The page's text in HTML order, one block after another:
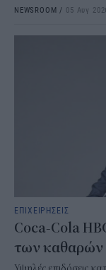
NEWSROOM / 05 Αυγ
ΕΠΙΧΕΙΡΗΣΕΙΣ
Coca-Cola
των καθαρών